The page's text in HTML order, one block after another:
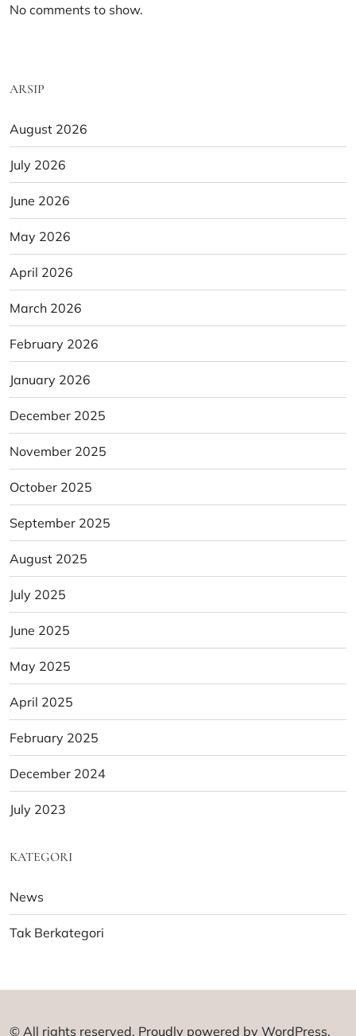
No comments to show.
ARSIP
August 2026
July 2026
June 2026
May 2026
April 2026
March 2026
February 2026
January 2026
December 2025
November 2025
October 2025
September 2025
August 2025
July 2025
June 2025
May 2025
April 2025
February 2025
December 2024
July 2023
KATEGORI
News
Tak Berkategori
© All rights reserved. Proudly powered by WordPress.